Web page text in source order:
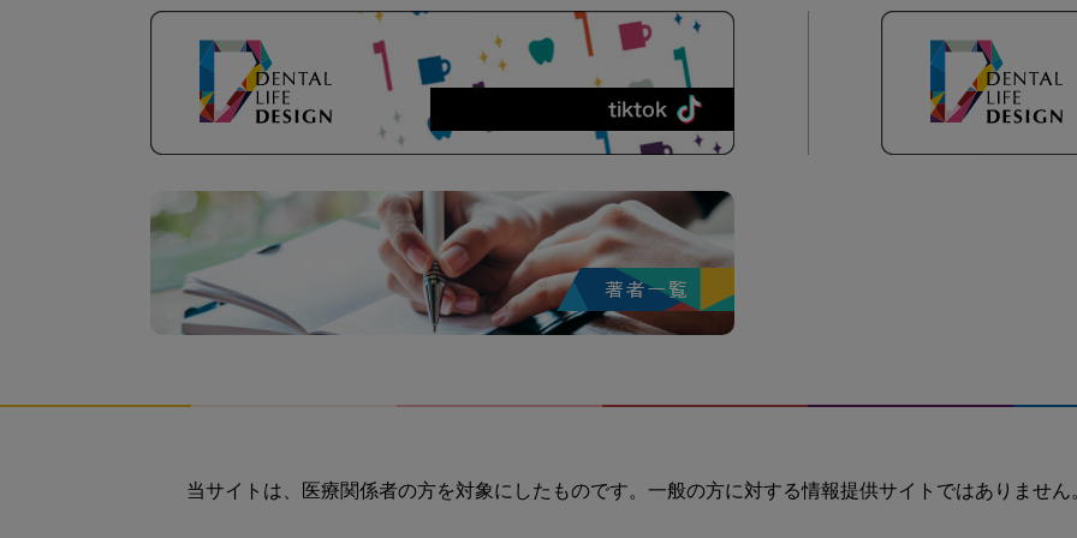
当サイトは、医療関係者の方を対象にしたものです。一般の方に対する情報提供サイトではありません